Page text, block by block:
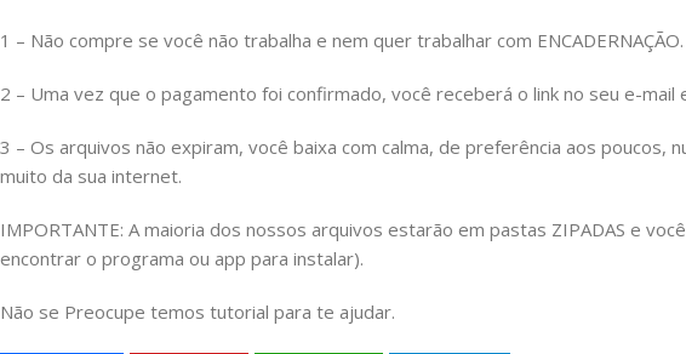
1 – Não compre se você não trabalha e nem quer trabalhar com ENCADERNAÇÃO.
2 – Uma vez que o pagamento foi confirmado, você receberá o link no seu e-mail
3 – Os arquivos não expiram, você baixa com calma, de preferência aos
muito da sua internet.
IMPORTANTE: A maioria dos nossos arquivos estarão em pastas ZIPADAS e
encontrar o programa ou app para instalar).
Não se Preocupe temos tutorial para te ajudar.